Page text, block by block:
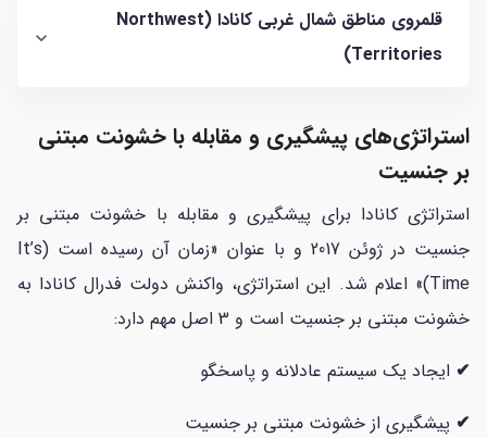
قلمروی مناطق شمال غربی کانادا (Northwest
Territories)
استراتژی‌های پیشگیری و مقابله با خشونت مبتنی
بر جنسیت
استراتژی کانادا برای پیشگیری و مقابله با خشونت مبتنی بر
جنسیت در ژوئن 2017 و با عنوان «زمان آن رسیده است (It’s
Time)» اعلام شد. این استراتژی، واکنش دولت فدرال کانادا به
خشونت مبتنی بر جنسیت است و 3 اصل مهم دارد:
✔ ایجاد یک سیستم عادلانه و پاسخگو
✔ پیشگیری از خشونت مبتنی بر جنسیت